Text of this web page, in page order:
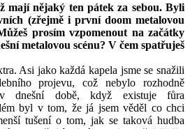
mají nějaký ten pátek za sebou. Byli
(zřejmě i první doom metalovou
prosím vzpomenout na začátky
metalovou scénu? V čem spatřuješ
Asi jako každá kapela jsme se snažili
projevu, což nebylo rozhodně
v dnešní době, když existuje fůra
byl v tom, že já jsem věděl co chci
tušení o tom, jak se taková hudba